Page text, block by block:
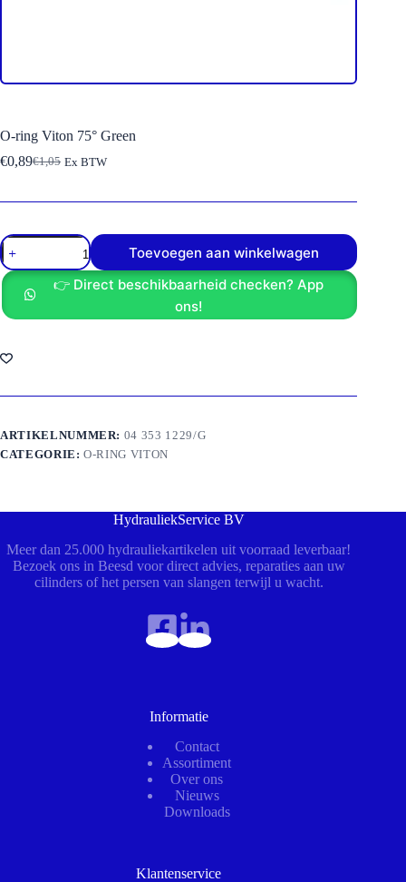
O-ring Viton 75° Green
€1,05
Oorspronkelijke
was:
€0,89Huidige
is:
Ex BTW
O-
ring
Viton
Green
aantal
Toevoegen aan winkelwagen
👉 Direct beschikbaarheid checken? App
ons!
ARTIKELNUMMER: 04 353 1229/G
CATEGORIE:O-RING VITON
HydrauliekService BV
Meer dan 25.000 hydrauliekartikelen uit voorraad leverbaar!
Bezoek ons in Beesd voor direct advies, reparaties aan uw
cilinders of het persen van slangen terwijl u wacht.
Informatie
Contact
Assortiment
Over ons
Nieuws
Downloads
Klantenservice